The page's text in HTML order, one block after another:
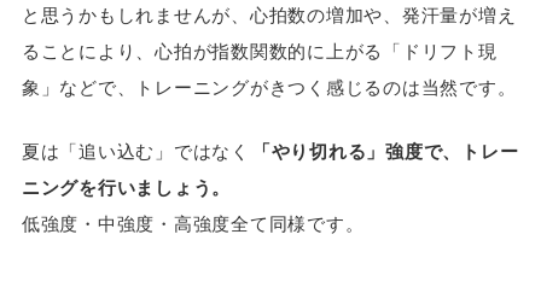
と思うかもしれませんが、心拍数の増加や、発汗量が増え
ることにより、心拍が指数関数的に上がる「ドリフト現
象」などで、トレーニングがきつく感じるのは当然です。
夏は「追い込む」ではなく
「やり切れる」強度で、トレー
ニングを行いましょう。
低強度・中強度・高強度全て同様です。